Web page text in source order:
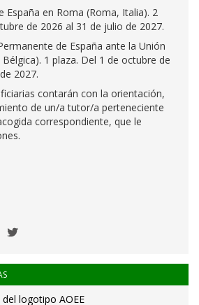
España en Roma (Roma, Italia). 2
de 2026 al 31 de julio de 2027.
de España ante la Unión
1 plaza. Del 1 de octubre de
2027.
contarán con la orientación,
de un/a tutor/a perteneciente
correspondiente, que le
logotipo AOEE